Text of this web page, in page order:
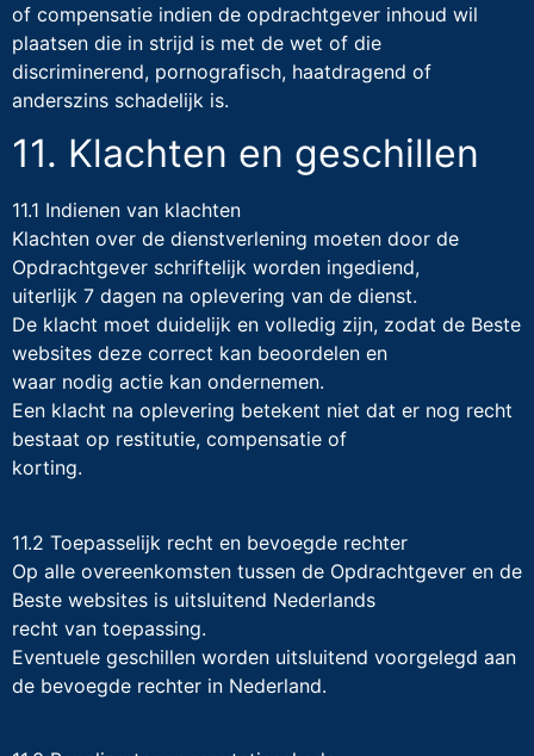
of compensatie indien de opdrachtgever inhoud wil
plaatsen die in strijd is met de wet of die
discriminerend, pornografisch, haatdragend of
anderszins schadelijk is.
11. Klachten en geschillen
11.1 Indienen van klachten
Klachten over de dienstverlening moeten door de
Opdrachtgever schriftelijk worden ingediend,
uiterlijk 7 dagen na oplevering van de dienst.
De klacht moet duidelijk en volledig zijn, zodat de Beste
websites deze correct kan beoordelen en
waar nodig actie kan ondernemen.
Een klacht na oplevering betekent niet dat er nog recht
bestaat op restitutie, compensatie of
korting.
11.2 Toepasselijk recht en bevoegde rechter
Op alle overeenkomsten tussen de Opdrachtgever en de
Beste websites is uitsluitend Nederlands
recht van toepassing.
Eventuele geschillen worden uitsluitend voorgelegd aan
de bevoegde rechter in Nederland.